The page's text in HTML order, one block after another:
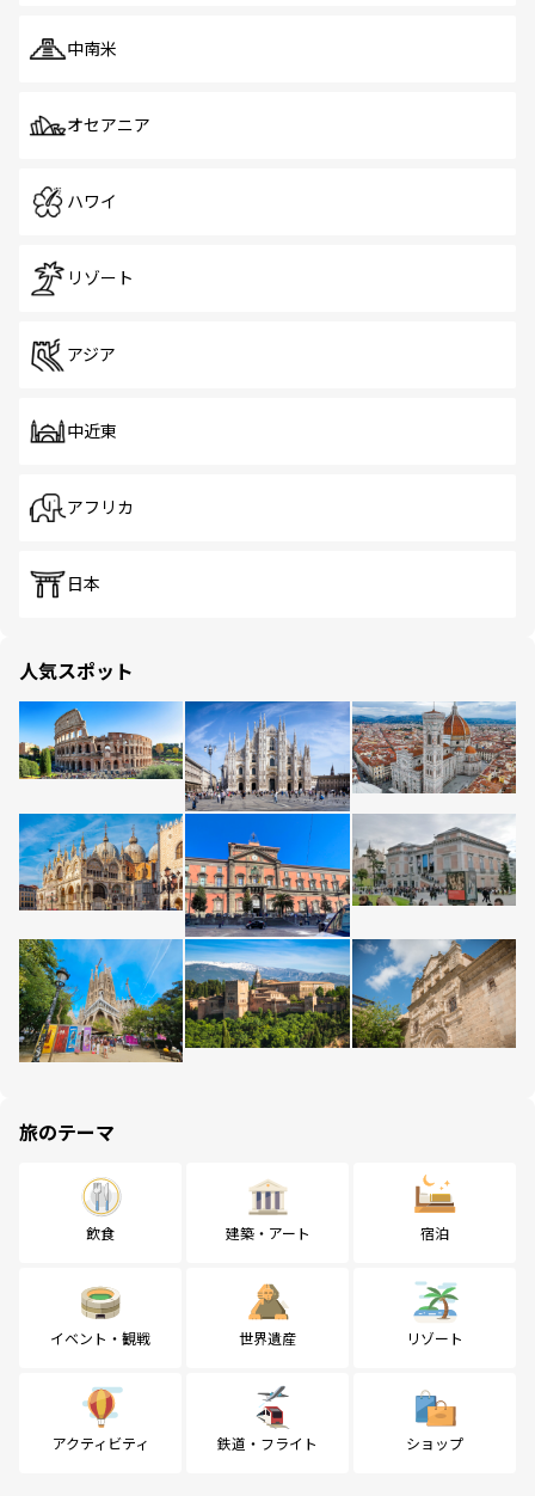
中南米
オセアニア
ハワイ
リゾート
アジア
中近東
アフリカ
日本
人気スポット
旅のテーマ
飲食 建築・アート 宿泊
イベント・観戦 世界遺産 リゾート
アクティビティ 鉄道・フライト ショップ